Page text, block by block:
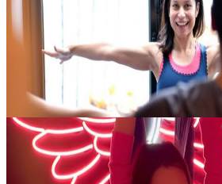
Yoga in un contesto accogliente e di
pilastri — respiro, forza, integrità, spirito e
40,00 €
Contatta l'organizzatore per le date
Lisbona, Portogallo
Yoga Party per Bambini &